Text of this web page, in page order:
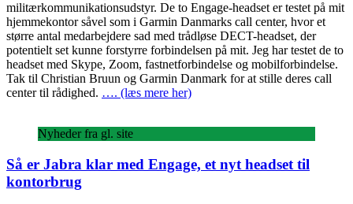
militærkommunikationsudstyr. De to Engage-headset er testet på mit
hjemmekontor såvel som i Garmin Danmarks call center, hvor et
større antal medarbejdere sad med trådløse DECT-headset, der
potentielt set kunne forstyrre forbindelsen på mit. Jeg har testet de to
headset med Skype, Zoom, fastnetforbindelse og mobilforbindelse.
Tak til Christian Bruun og Garmin Danmark for at stille deres call
center til rådighed. …. (læs mere her)
Nyheder fra gl. site
Så er Jabra klar med Engage, et nyt headset til
kontorbrug